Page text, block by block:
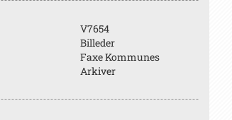
V7654
Billeder
Faxe Kommunes
Arkiver